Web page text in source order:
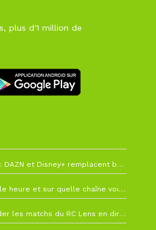
plus d'1 million de
La Liga change de diffuseur : DAZN et Disney+ remplacent beIN Sports !
RC Lens – Villarreal : à quelle heure et sur quelle chaîne voir la finale de la Como Cup ?
Como Cup : comment regarder les matchs du RC Lens en direct ?